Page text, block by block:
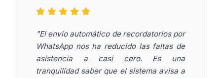
"El envío automático de recordatorios por
WhatsApp nos ha reducido las faltas de
asistencia a casi cero. Es una
tranquilidad saber que el sistema avisa a